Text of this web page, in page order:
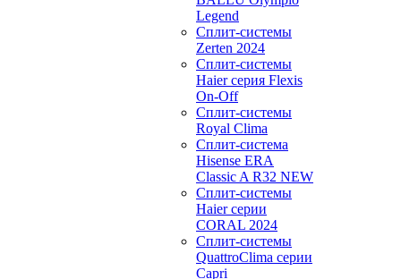
Legend
Сплит-системы
Zerten 2024
Сплит-системы
Haier серия Flexis
On-Off
Сплит-системы
Royal Clima
Сплит-система
Hisense ERA
Classic A R32 NEW
Сплит-системы
Haier cерии
CORAL 2024
Сплит-системы
QuattroClima серии
Capri